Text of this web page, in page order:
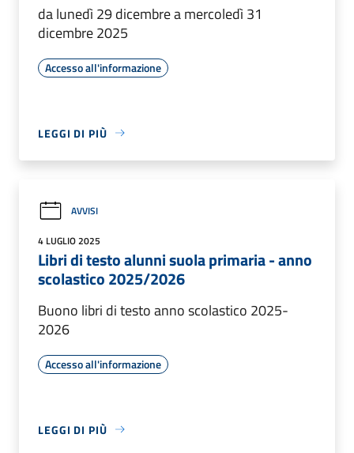
da lunedì 29 dicembre a mercoledì 31
dicembre 2025
Accesso all'informazione
LEGGI DI PIÙ
AVVISI
4 LUGLIO 2025
Libri di testo alunni suola primaria - anno
scolastico 2025/2026
Buono libri di testo anno scolastico 2025-
2026
Accesso all'informazione
LEGGI DI PIÙ